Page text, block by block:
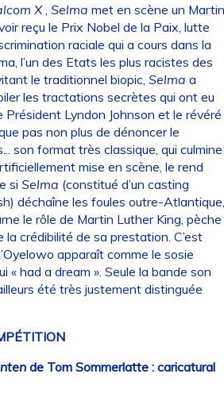
X, Selma met en scène un Martin
reçu le Prix Nobel de la Paix, lutte
raciale qui a cours dans la
l’un des Etats les plus racistes des
le traditionnel biopic, Selma a
les tractations secrètes qui ont eu
Président Lyndon Johnson et le révéré
pas non plus de dénoncer le
son format très classique, qui culmine
mise en scène, le rend
si Selma (constitué d’un casting
déchaîne les foules outre-Atlantique,
le rôle de Martin Luther King, pèche
la crédibilité de sa prestation. C’est
apparaît comme le sosie
« had a dream ». Seule la bande son
été très justement distinguée
de Tom Sommerlatte : caricatural